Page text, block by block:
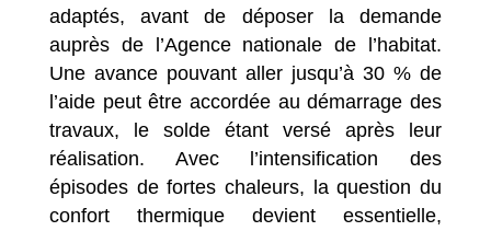
adaptés, avant de déposer la demande
auprès de l’Agence nationale de l’habitat.
Une avance pouvant aller jusqu’à 30 % de
l’aide peut être accordée au démarrage des
travaux, le solde étant versé après leur
réalisation. Avec l’intensification des
épisodes de fortes chaleurs, la question du
confort thermique devient essentielle,